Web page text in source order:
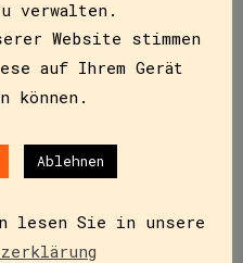
erklimmen, Bäume
verwalten.
Website stimmen
auf Ihrem Gerät
können.
Ablehnen
lesen Sie in unsere